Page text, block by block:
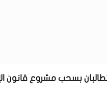
تطالبان بسحب مشروع